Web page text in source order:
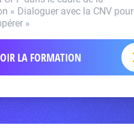
« Dialoguer avec la CNV pour
»
LA FORMATION